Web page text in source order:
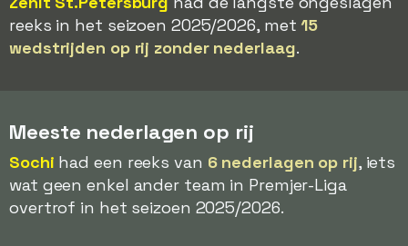
reeks in het seizoen 2025/2026, met15
wedstrijden op rij zonder nederlaag.
Meeste nederlagen op rij
Sochi had een reeks van 6 nederlagen op rij, iets
wat geen enkel ander team in Premjer-Liga
overtrof in het seizoen 2025/2026.